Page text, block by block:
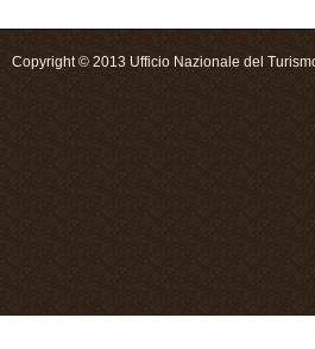
Copyright © 2013 Ufficio Nazionale del